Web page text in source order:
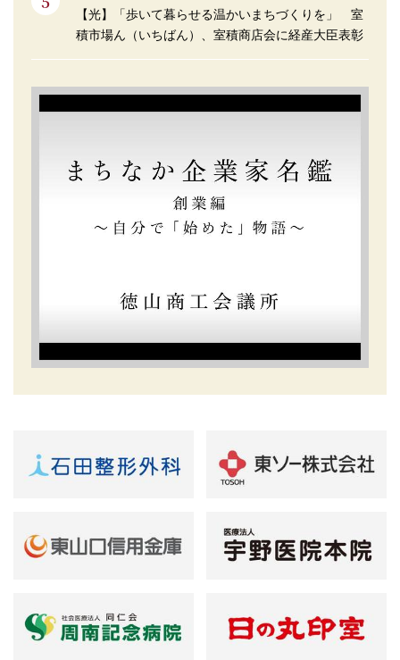
【光】「歩いて暮らせる温かいまちづくりを」 室
積市場ん（いちばん）、室積商店会に経産大臣表彰